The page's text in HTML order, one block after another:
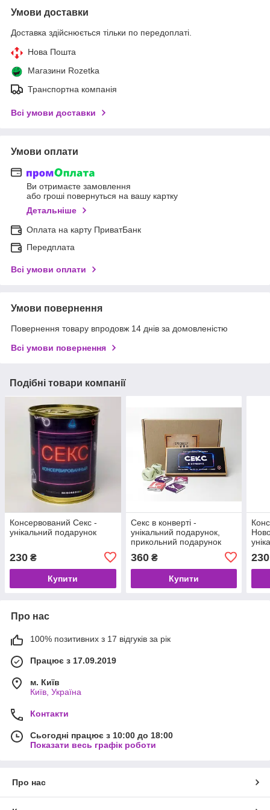
Умови доставки
Доставка здійснюється тільки по передоплаті.
Нова Пошта
Магазини Rozetka
Транспортна компанія
Всі умови доставки
Умови оплати
Ви отримаєте замовлення
або гроші повернуться на вашу картку
Детальніше
Оплата на карту ПриватБанк
Передплата
Всі умови оплати
Умови повернення
Повернення товару впродовж 14 днів за домовленістю
Всі умови повернення
Подібні товари компанії
Консервований Секс -
унікальний подарунок
230 ₴
Купити
Секс в конверті -
унікальний подарунок,
прикольний подарунок
незвичайний подарунок
для пари
360₴
Купити
230
Про нас
100% позитивних з 17 відгуків за рік
Працює з 17.09.2019
м. Київ
Київ, Україна
Контакти
Сьогодні працює з 10:00 до 18:00
Показати весь графік роботи
Про нас